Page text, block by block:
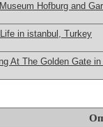
Hofburg and
in istanbul, Turkey
At The Golden Gate